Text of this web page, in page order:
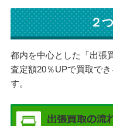
２
都内を中心とした「出張
査定額20％UPで買取で
す。